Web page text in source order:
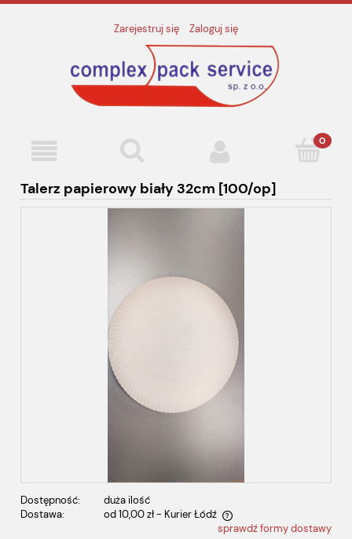
Zarejestruj się Zaloguj się
Talerz papierowy biały 32cm [100/op]
Dostępność:
duża ilość
Dostawa:
od 10,00 zł - Kurier Łódź
Cena nie zawiera ewentualnych kosztów płatnościsprawdź formy dostawy